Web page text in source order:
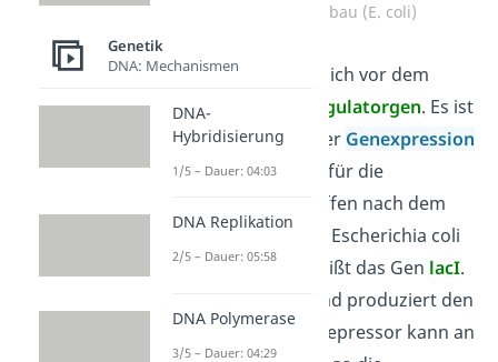
lac-Operon Aufbau (E. coli)
Zusätzlich befindet sich vor dem
Operon noch ein
Regulatorgen. Es ist
für die Regulation der Genexpression
verantwortlich, also für die
Herstellung von Stoffen nach dem
Bauplan der DNA. In Escherichia coli
(E. coli) Bakterien heißt das Gen lacI.
Es ist immer aktiv und produziert den
Lac Repressor. Ein Repressor kann an
Genetik
DNA: Mechanismen
DNA-
Hybridisierung
1/5 – Dauer: 04:03
DNA Replikation
2/5 – Dauer: 05:58
DNA Polymerase
3/5 – Dauer: 04:29